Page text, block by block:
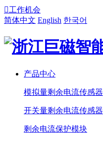
工作机会
简体中文 English 한국어
产品中心
模拟量剩余电流传感器
开关量剩余电流传感器
剩余电流保护模块